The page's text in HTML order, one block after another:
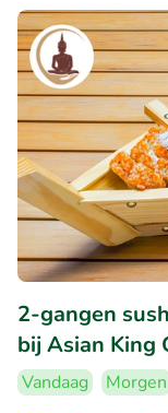
2-gangen
bij Asian King
Vandaag Morgen